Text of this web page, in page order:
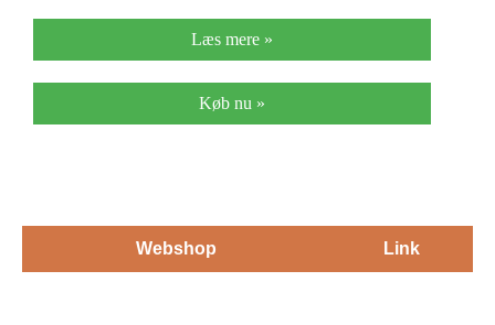
Læs mere »
Køb nu »
Webshop Link